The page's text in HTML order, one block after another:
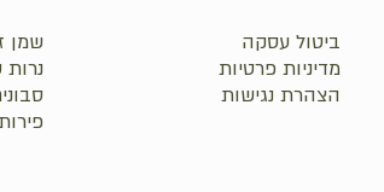
₪0.0
שמן
נרות
ביטול עסקה
מדיניות פרטיות
הצהרת נגישות